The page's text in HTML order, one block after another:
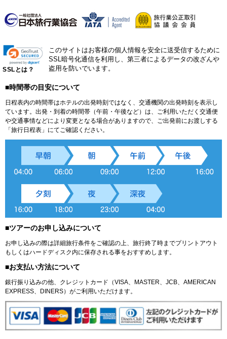
SSLとは？
このサイトはお客様の個人情報を安全に送受信するために
SSL暗号化通信を利用し、第三者によるデータの改ざんや
盗用を防いでいます。
■時間帯の目安について
日程表内の時間帯はホテルの出発時刻ではなく、交通機関の出発時刻を表示し
ています。出発・到着の時間帯（午前・午後など）は、ご利用いただく交通便
や交通事情などにより変更となる場合がありますので、ご出発前にお渡しする
「旅行日程表」にてご確認ください。
■ツアーのお申し込みについて
お申し込みの際は詳細旅行条件をご確認の上、旅行終了時までプリントアウト
もしくはハードディスク内に保存される事をおすすめします。
■お支払い方法について
銀行振り込みの他、クレジットカード（VISA、MASTER、JCB、AMERICAN
EXPRESS、DINERS）がご利用いただけます。